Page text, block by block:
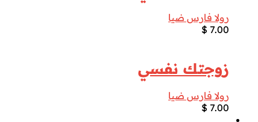
رولا فارس ضيا
$ 7.00
زوجتك نفسي
رولا فارس ضيا
$ 7.00